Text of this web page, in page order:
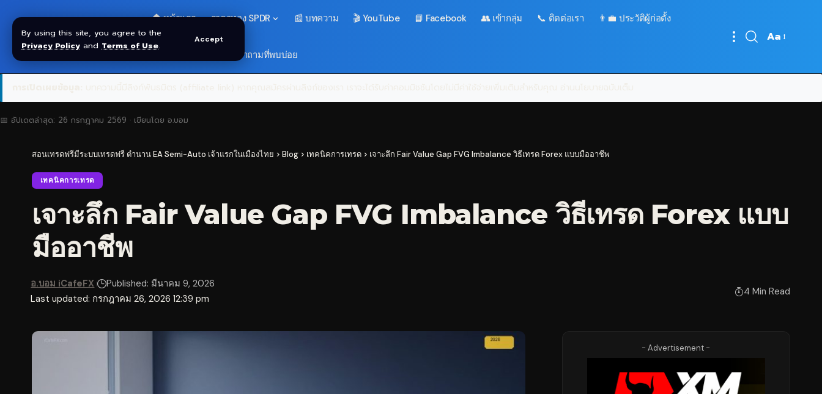
By using this site, you agree to the
Privacy Policy and Terms of Use.
Accept
🏠 หน้าแรก ราคาทอง SPDR 📰 บทความ 🎬 YouTube 📘 Facebook 👥 เข้ากลุ่ม 📞 ติดต่อเรา 👨‍💼 ประวัติผู้ก่อตั้ง
❓ คำถามที่พบบ่อย
Font
Aa
📅 อัปเดตล่าสุด: 26 กรกฎาคม 2569 · เขียนโดย อ.บอม
สอนเทรดฟรีมีระบบเทรดฟรี ตำนาน EA Semi-Auto เจ้าแรกในเมืองไทย > Blog > เทคนิคการเทรด > เจาะลึก Fair Value Gap FVG Imbalance วิธีเทรด Forex แบบมืออาชีพ
เทคนิคการเทรด
เจาะลึก Fair Value Gap FVG Imbalance วิธีเทรด Forex แบบ
มืออาชีพ
Last updated: กรกฎาคม 26, 2026 12:39 pm
อ.บอม iCafeFX Published: มีนาคม 9, 2026
4 Min Read
- Advertisement -